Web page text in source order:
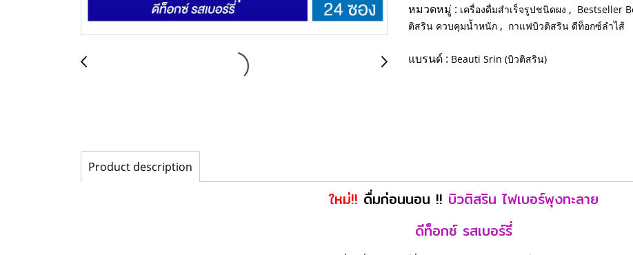
หมวดหมู่ : เครื่องดื่มสำเร็จรูปชนิดผง , Bestseller
ติสริน ควบคุมน้ำหนัก , กาแฟบิวติสริน ดีท็อกซ์ลำไส้
แบรนด์ : Beauti Srin (บิวติสริน)
Product description
ใหม่!! ดื่มก่อนนอน !! บิวติสริน ไฟเบอร์พุงทะลาย
ดีท็อกซ์ รสเบอร์รี่